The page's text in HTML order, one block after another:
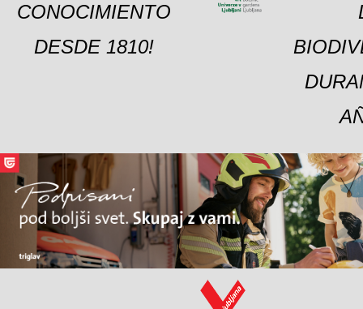
CONOCIMIENTO
DESDE 1810!